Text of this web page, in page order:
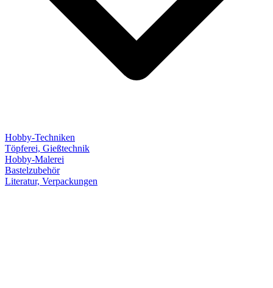
Hobby-Techniken
Töpferei, Gießtechnik
Hobby-Malerei
Bastelzubehör
Literatur, Verpackungen